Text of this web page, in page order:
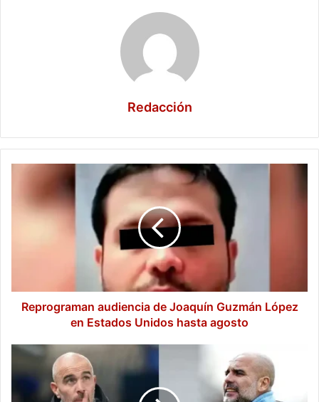
Redacción
Joaquín
Unidos
hasta
Reprograman audiencia de Joaquín Guzmán López
en Estados Unidos hasta agosto
Enzo
podría